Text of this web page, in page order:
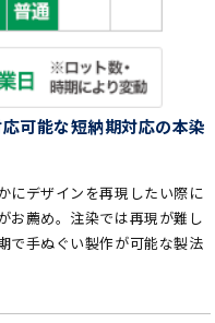
可能な短納期対応の本染
にデザインを再現したい際に
お薦め。注染では再現が難し
で手ぬぐい製作が可能な製法